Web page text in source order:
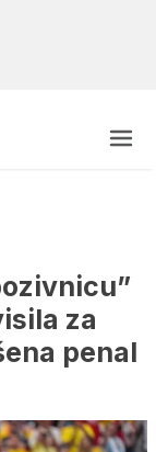
za
penal